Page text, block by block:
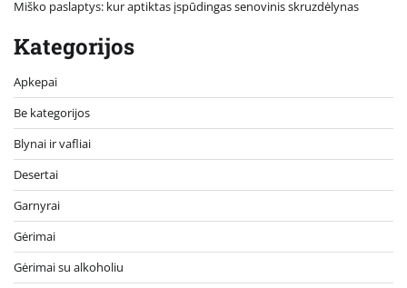
Miško paslaptys: kur aptiktas įspūdingas senovinis skruzdėlynas
Kategorijos
Apkepai
Be kategorijos
Blynai ir vafliai
Desertai
Garnyrai
Gėrimai
Gėrimai su alkoholiu